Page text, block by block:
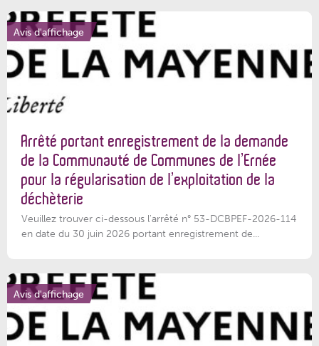
Avis d'affichage
Arrêté portant enregistrement de la demande
de la Communauté de Communes de l’Ernée
pour la régularisation de l’exploitation de la
déchèterie
Veuillez trouver ci-dessous l'arrêté n° 53-DCBPEF-2026-114
en date du 30 juin 2026 portant enregistrement de...
Avis d'affichage